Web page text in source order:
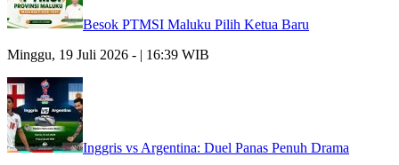
Besok PTMSI Maluku Pilih Ketua Baru
Minggu, 19 Juli 2026 - | 16:39 WIB
Inggris vs Argentina: Duel Panas Penuh Drama